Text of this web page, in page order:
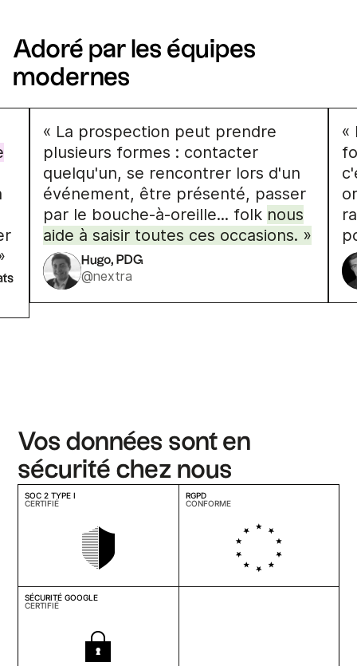
Adoré par les équipes
modernes
« La prospection peut prendre
plusieurs formes : contacter
quelqu'un, se rencontrer lors d'un
événement, être présenté, passer
par le bouche-à-oreille... folk nous
aide à saisir toutes ces occasions. »
Hugo, PDG
@nextra
«
Vos données sont en
sécurité chez nous
SOC 2 TYPE I
CERTIFIÉ
RGPD
CONFORME
SÉCURITÉ GOOGLE
CERTIFIÉ